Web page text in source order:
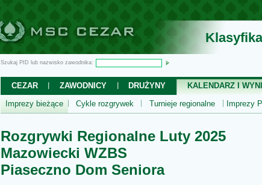
Szukaj PID lub nazwisko zawodnika:
CEZAR ZAWODNICY DRUŻYNY KALENDARZ I
Imprezy bieżące
Cykle rozgrywek Turnieje regionalne Imprezy
Rozgrywki Regionalne Luty 2025
Mazowiecki WZBS
Piaseczno Dom Seniora